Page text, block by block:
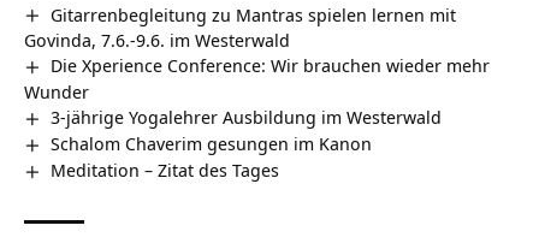
Gitarrenbegleitung zu Mantras spielen lernen mit
Govinda, 7.6.-9.6. im Westerwald
Die Xperience Conference: Wir brauchen wieder mehr
Wunder
3-jährige Yogalehrer Ausbildung im Westerwald
Schalom Chaverim gesungen im Kanon
Meditation – Zitat des Tages